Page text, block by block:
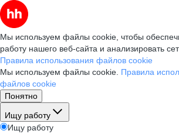
Мы используем файлы cookie, чтобы
работу нашего веб-сайта и анализировать
Правила использования файлов cookie
Мы используем файлы cookie. Правила
файлов cookie
Понятно
Ищу работу
Ищу работу